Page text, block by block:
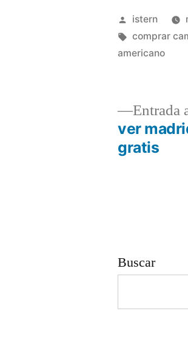
Publicado
por
istern
Etiquetas:
comprar
americano
Navegación
Entrada
ver
gratis
Buscar